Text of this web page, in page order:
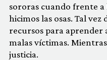
sororas cuando frente
hicimos las osas. Tal
recursos para aprender
malas víctimas.
justicia.